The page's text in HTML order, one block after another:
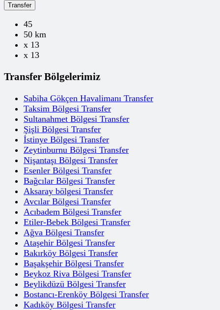
Transfer
45
50 km
x 13
x 13
Transfer Bölgelerimiz
Sabiha Gökçen Havalimanı Transfer
Taksim Bölgesi Transfer
Sultanahmet Bölgesi Transfer
Şişli Bölgesi Transfer
İstinye Bölgesi Transfer
Zeytinburnu Bölgesi Transfer
Nişantaşı Bölgesi Transfer
Esenler Bölgesi Transfer
Bağcılar Bölgesi Transfer
Aksaray bölgesi Transfer
Avcılar Bölgesi Transfer
Acıbadem Bölgesi Transfer
Etiler-Bebek Bölgesi Transfer
Ağva Bölgesi Transfer
Ataşehir Bölgesi Transfer
Bakırköy Bölgesi Transfer
Başakşehir Bölgesi Transfer
Beykoz Riva Bölgesi Transfer
Beylikdüzü Bölgesi Transfer
Bostancı-Erenköy Bölgesi Transfer
Kadıköy Bölgesi Transfer